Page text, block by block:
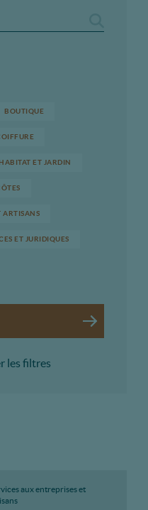
BOUTIQUE
ET JARDIN
ARTISANS
ET JURIDIQUES
les filtres
aux entreprises et